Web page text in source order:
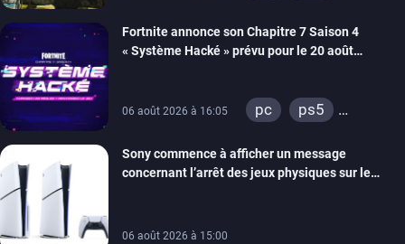
switch 2
Fortnite annonce son Chapitre 7 Saison 4
« Système Hacké » prévu pour le 20 août
06 août 2026 à 16:05 pc
ps5
switch
ios
android
ps4
Sony commence à afficher un message
concernant l’arrêt des jeux physiques sur le
06 août 2026 à 15:00